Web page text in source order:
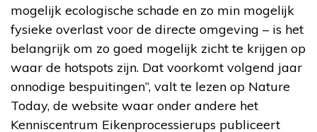
mogelijk ecologische schade en zo min mogelijk
fysieke overlast voor de directe omgeving – is het
belangrijk om zo goed mogelijk zicht te krijgen op
waar de hotspots zijn. Dat voorkomt volgend jaar
onnodige bespuitingen”, valt te lezen op Nature
Today, de website waar onder andere het
Kenniscentrum Eikenprocessierups publiceert